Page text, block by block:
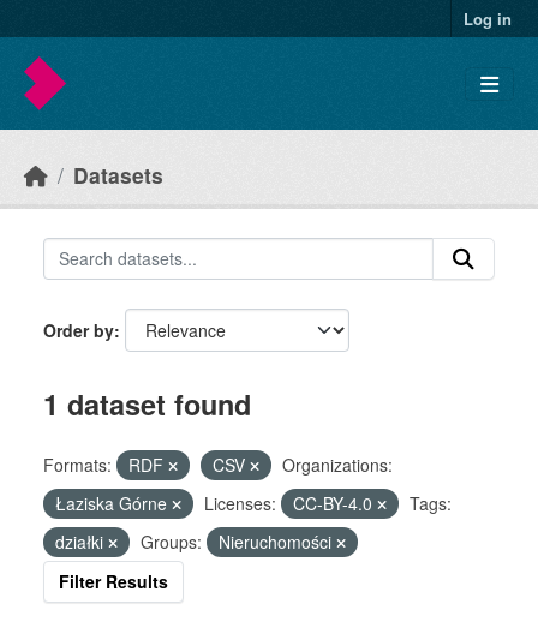
Log in
Datasets
Order by
1 dataset found
Formats: RDF CSV
Organizations:
Łaziska Górne
Licenses: CC-BY-4.0
Tags:
działki
Groups:
Nieruchomości
Filter Results